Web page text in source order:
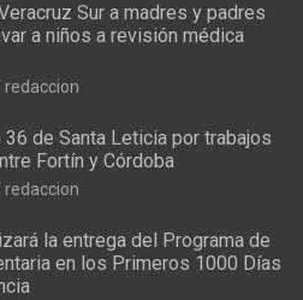
Sur a madres y padres
a niños a revisión médica
redaccion
36 de Santa Leticia por trabajos
Fortín y Córdoba
redaccion
la entrega del Programa de
en los Primeros 1000 Días